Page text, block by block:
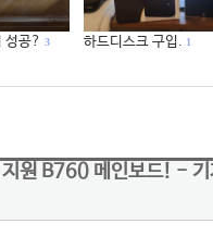
성공? 3 하드디스크 구입. 1
지원 B760 메인보드! -